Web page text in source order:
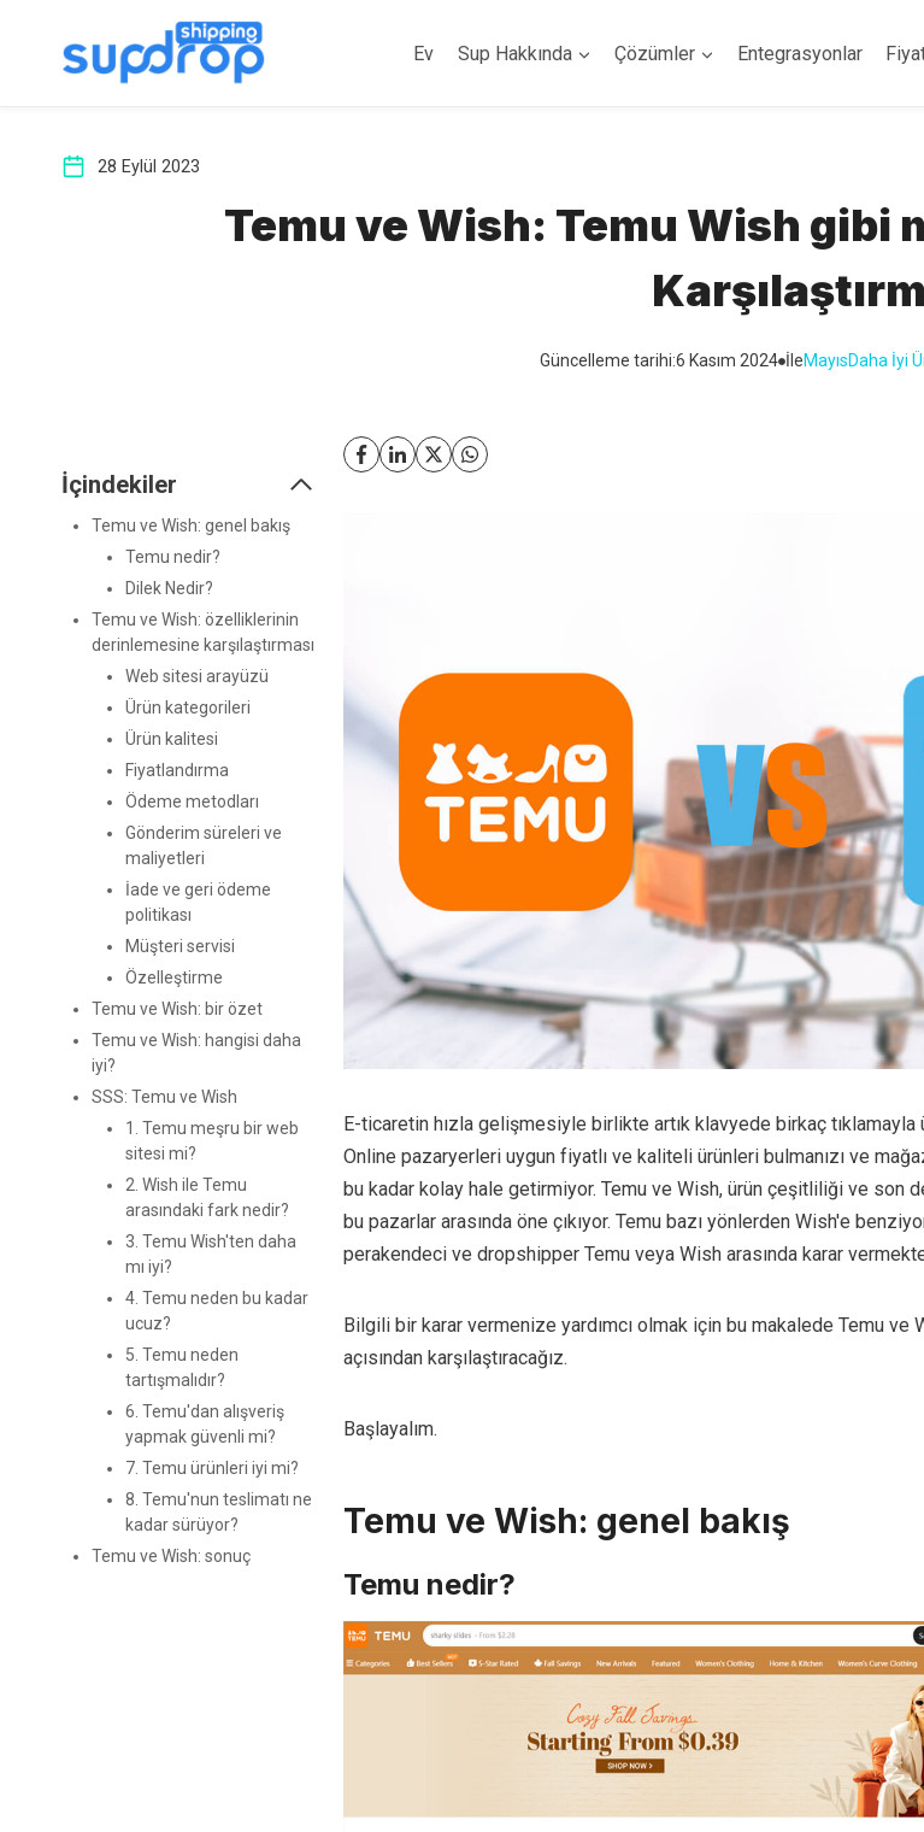
Ev Sup Hakkında Çözümler Entegrasyonlar
28 Eylül 2023
Temu ve Wish: Temu Wish gibi
Güncelleme tarihi:6 Kasım 2024 İleMayısDaha İyi
İçindekiler
Temu ve Wish: genel bakış
Temu nedir?
Dilek Nedir?
Temu ve Wish: özelliklerinin
derinlemesine karşılaştırması
Web sitesi arayüzü
Ürün kategorileri
Ürün kalitesi
Fiyatlandırma
Ödeme metodları
Gönderim süreleri ve
maliyetleri
İade ve geri ödeme
politikası
Müşteri servisi
Özelleştirme
Temu ve Wish: bir özet
Temu ve Wish: hangisi daha
iyi?
SSS: Temu ve Wish
1. Temu meşru bir web
sitesi mi?
2. Wish ile Temu
arasındaki fark nedir?
3. Temu Wish'ten daha
mı iyi?
4. Temu neden bu kadar
ucuz?
5. Temu neden
tartışmalıdır?
6. Temu'dan alışveriş
yapmak güvenli mi?
7. Temu ürünleri iyi mi?
8. Temu'nun teslimatı ne
kadar sürüyor?
Temu ve Wish: sonuç
E-ticaretin hızla gelişmesiyle birlikte artık klavyede birkaç
Online pazaryerleri uygun fiyatlı ve kaliteli ürünleri bulmanızı ve
bu kadar kolay hale getirmiyor. Temu ve Wish, ürün çeşitliliği ve son
bu pazarlar arasında öne çıkıyor. Temu bazı yönlerden Wish'e
perakendeci ve dropshipper Temu veya Wish arasında karar
Bilgili bir karar vermenize yardımcı olmak için bu makalede Temu ve
açısından karşılaştıracağız.
Başlayalım.
Temu ve Wish: genel bakış
Temu nedir?